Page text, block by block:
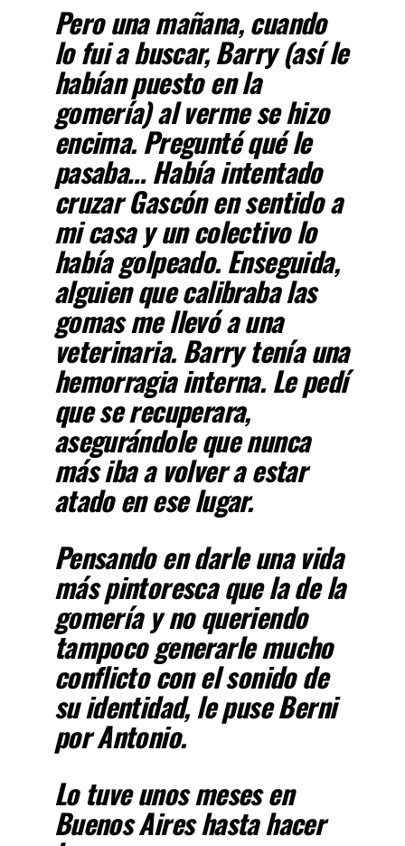
Pero una mañana, cuando
lo fui a buscar, Barry (así le
habían puesto en la
gomería) al verme se hizo
encima. Pregunté qué le
pasaba… Había intentado
cruzar Gascón en sentido a
mi casa y un colectivo lo
había golpeado. Enseguida,
alguien que calibraba las
gomas me llevó a una
veterinaria. Barry tenía una
hemorragia interna. Le pedí
que se recuperara,
asegurándole que nunca
más iba a volver a estar
atado en ese lugar.
Pensando en darle una vida
más pintoresca que la de la
gomería y no queriendo
tampoco generarle mucho
conflicto con el sonido de
su identidad, le puse Berni
por Antonio.
Lo tuve unos meses en
Buenos Aires hasta hacer